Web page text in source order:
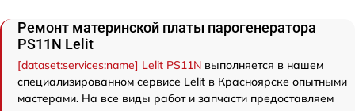
Ремонт материнской платы парогенератора
PS11N Lelit
[dataset:services:name] Lelit PS11N выполняется в нашем
специализированном сервисе Lelit в Красноярске опытными
мастерами. На все виды работ и запчасти предоставляем